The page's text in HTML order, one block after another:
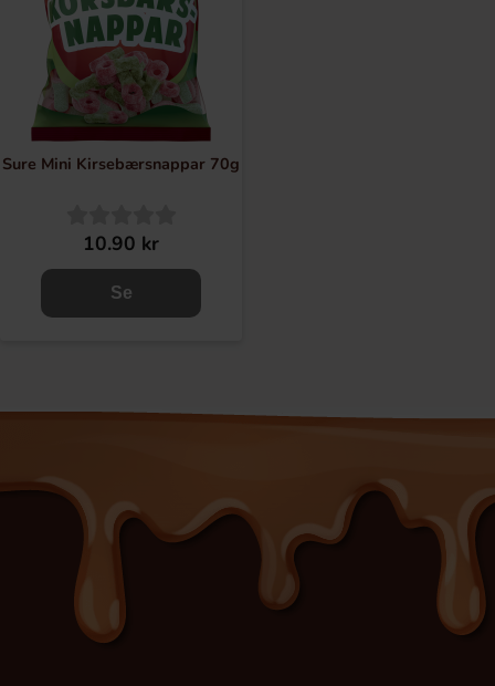
Sure Mini Kirsebærsnappar 70g
10.90 kr
Se